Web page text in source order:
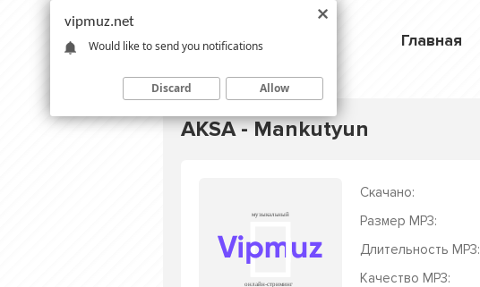
Главная
AKSA - Mankutyun
Скачано:
Размер MP3:
Длительность MP3:
Качество MP3:
vipmuz.net
Would like to send you notifications
Discard Allow